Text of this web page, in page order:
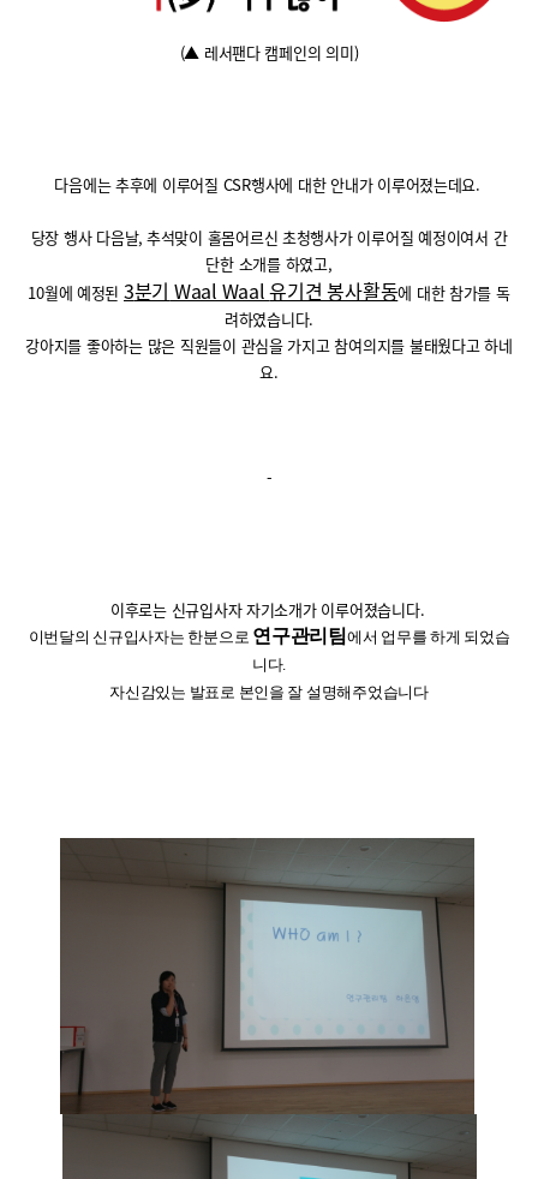
(▲ 레서팬다 캠페인의 의미)
다음에는 추후에 이루어질 CSR행사에 대한 안내가 이루어졌는데요.
당장 행사 다음날, 추석맞이 홀몸어르신 초청행사가 이루어질 예정이여서 간
단한 소개를 하였고,
10월에 예정된 3분기 Waal Waal유기견 봉사활동에 대한 참가를 독
려하였습니다.
강아지를 좋아하는 많은 직원들이 관심을 가지고 참여의지를 불태웠다고 하네
요.
-
이후로는 신규입사자 자기소개가 이루어졌습니다.
이번달의 신규입사자는 한분으로 연구관리팀에서 업무를 하게 되었습
니다.
자신감있는 발표로 본인을 잘 설명해주었습니다